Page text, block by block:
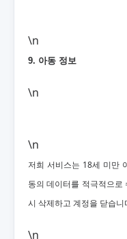
\n
9. 아동 정보
\n
\n
저희 서비스는 18세 미만
동의 데이터를 적극적으로
시 삭제하고 계정을 닫습니
\n